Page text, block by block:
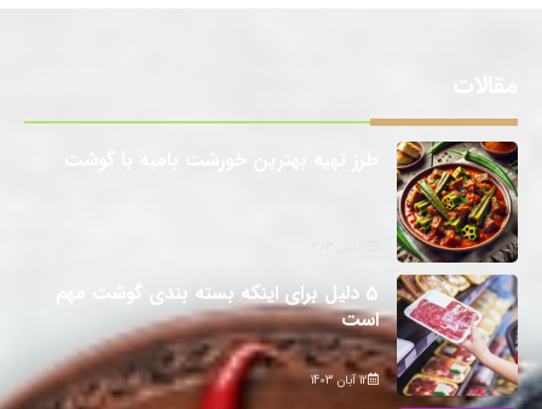
5 دلیل برای اینکه بسته بندی گوشت مهم
است
12 آبان 1403